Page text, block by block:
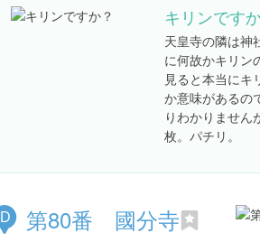
キリンです
天皇寺の隣は神
に何故かキリン
見ると本当にキ
か意味があるの
りわかりません
枚。パチリ。
D 第80番 國分寺